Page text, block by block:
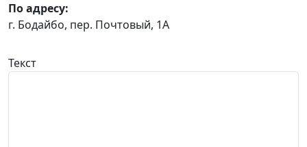
По адресу:
г. Бодайбо, пер. Почтовый, 1А
Текст